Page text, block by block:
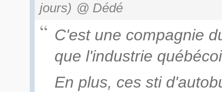
jours) @ Dédé
C'est une compagnie
que l'industrie
En plus, ces sti